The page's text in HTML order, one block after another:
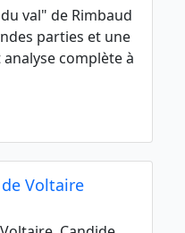
val" de Rimbaud
parties et une
complète à
Voltaire